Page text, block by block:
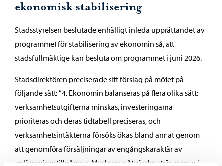
ekonomisk stabilisering
Stadsstyrelsen beslutade enhälligt inleda upprättandet av
programmet för stabilisering av ekonomin så, att
stadsfullmäktige kan besluta om programmet i juni 2026.
Stadsdirektören preciserade sitt förslag på mötet på
följande sätt: ”4. Ekonomin balanseras på flera olika sätt:
verksamhetsutgifterna minskas, investeringarna
prioriteras och deras tidtabell preciseras, och
verksamhetsintäkterna försöks ökas bland annat genom
att genomföra försäljningar av engångskaraktär av
anläggningstillgångar. Med dessa åtgärder strävar man i